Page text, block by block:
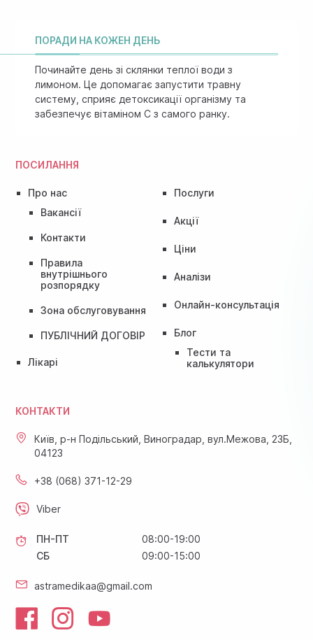
ПОСИЛАННЯ
Про нас
Вакансії
Контакти
Правила
внутрішнього
розпорядку
Зона обслуговування
ПУБЛІЧНИЙ ДОГОВІР
Лікарі
Послуги
Акції
Ціни
Аналізи
Онлайн-консультація
Блог
Тести та
калькулятори
ПОРАДИ НА КОЖЕН ДЕНЬ
Починайте день зі склянки теплої води з
лимоном. Це допомагає запустити травну
систему, сприяє детоксикації організму та
забезпечує вітаміном C з самого ранку.
КОНТАКТИ
Київ, р-н Подільський, Виноградар, вул.Межова, 23Б,
04123
+38 (068) 371-12-29
Viber
ПН-ПТ
08:00-19:00
СБ
09:00-15:00
astramedikaa@gmail.com